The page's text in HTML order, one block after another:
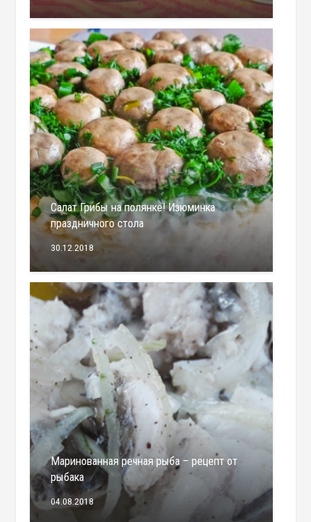
Салат Грибы на полянке! Изюминка
праздничного стола
30.12.2018
Маринованная речная рыба – рецепт от
рыбака
04.08.2018